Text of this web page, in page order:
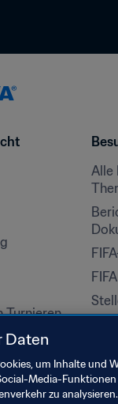
Turnieren
und
Alle
Daten
um Inhalte und
Media-
zu